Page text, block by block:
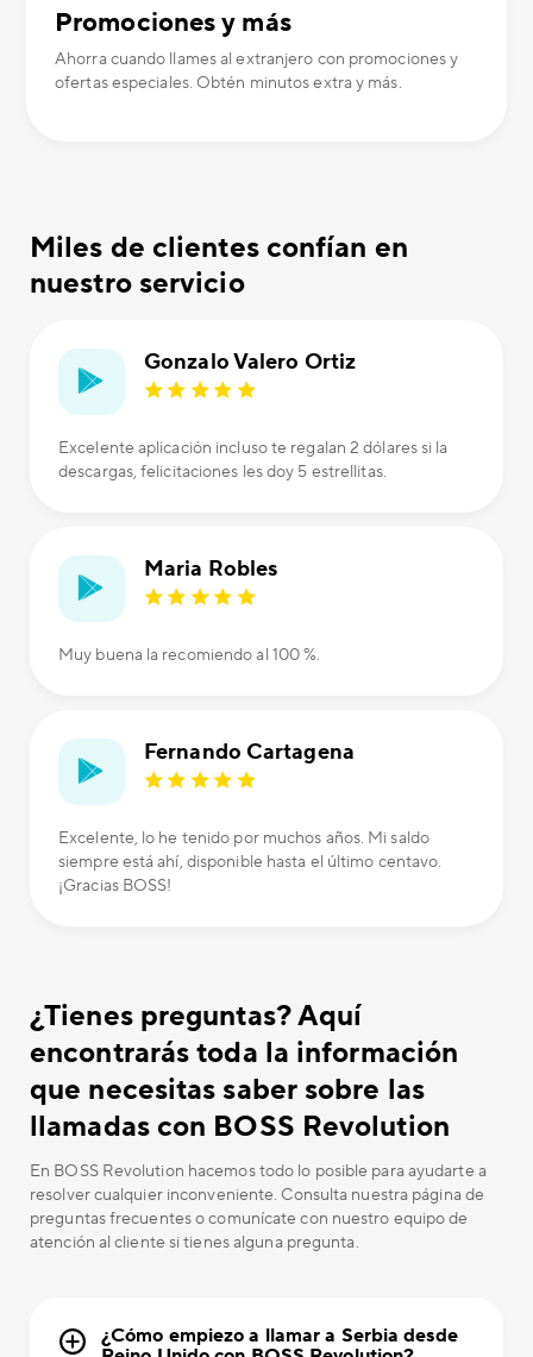
Promociones y más
Ahorra cuando llames al extranjero con promociones y
ofertas especiales. Obtén minutos extra y más.
Miles de clientes confían en
nuestro servicio
Gonzalo Valero Ortiz
Excelente aplicación incluso te regalan 2 dólares si la
descargas, felicitaciones les doy 5 estrellitas.
Maria Robles
Muy buena la recomiendo al 100 %.
Fernando Cartagena
Excelente, lo he tenido por muchos años. Mi saldo
siempre está ahí, disponible hasta el último centavo.
¡Gracias BOSS!
¿Tienes preguntas? Aquí
encontrarás toda la información
que necesitas saber sobre las
llamadas con BOSS Revolution
En BOSS Revolution hacemos todo lo posible para ayudarte a
resolver cualquier inconveniente. Consulta nuestra página de
preguntas frecuentes o comunícate con nuestro equipo de
atención al cliente si tienes alguna pregunta.
¿Cómo empiezo a llamar a Serbia desde